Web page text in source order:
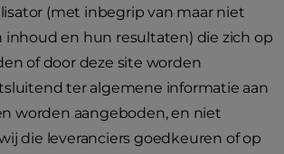
(met inbegrip van maar niet
en hun resultaten) die zich op
of door deze site worden
ter algemene informatie aan
worden aangeboden, en niet
die leveranciers goedkeuren of op